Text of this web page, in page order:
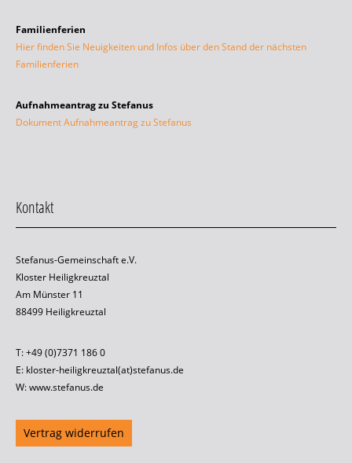
Familienferien
Hier finden Sie Neuigkeiten und Infos über den Stand der nächsten
Familienferien
Aufnahmeantrag zu Stefanus
Dokument Aufnahmeantrag zu Stefanus
Kontakt
Stefanus-Gemeinschaft e.V.
Kloster Heiligkreuztal
Am Münster 11
88499 Heiligkreuztal
T: +49 (0)7371 186 0
E: kloster-heiligkreuztal(at)stefanus.de
W: www.stefanus.de
Vertrag widerrufen